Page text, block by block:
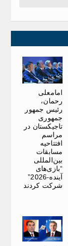
امامعلی
رحمان،
رئیس جمهور
جمهوری
تاجیکستان در
مراسم
افتتاحیه
مسابقات
بین‌المللی
“بازی‌های
آینده-2026”
شرکت کردند